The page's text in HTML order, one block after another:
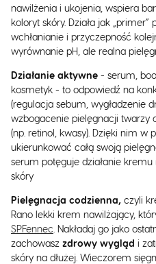
nawilżenia i ukojenia, wspiera
koloryt skóry. Działa jak
wchłanianie i przyczepność
wyrównanie pH, ale realna
Działanie aktywne - serum,
kosmetyk - to odpowiedź na
(regulacja sebum, wygładzenie
wzbogacenie pielęgnacji twarzy
(np. retinol, kwasy). Dzięki nim w
ukierunkować całą swoją
serum potęguje działanie
skóry
Pielęgnacja codzienna, czyli
Rano lekki krem nawilżający,
SPFennec . Nakładaj go jako
zachowasz zdrowy wygląd i
skóry na dłużej. Wieczorem